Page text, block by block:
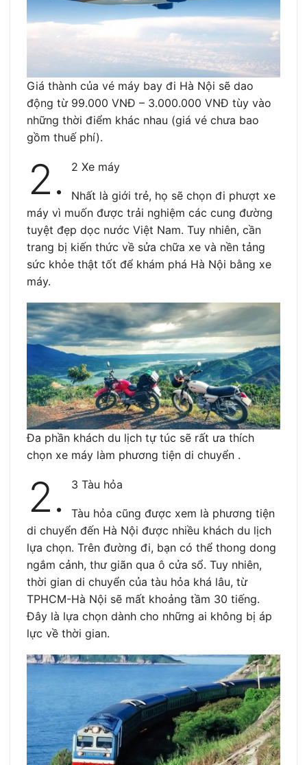
Giá thành của vé máy bay đi Hà Nội sẽ dao
động từ 99.000 VNĐ – 3.000.000 VNĐ tùy vào
những thời điểm khác nhau (giá vé chưa bao
gồm thuế phí).
2. 2 Xe máy
Nhất là giới trẻ, họ sẽ chọn đi phượt xe
máy vì muốn được trải nghiệm các cung đường
tuyệt đẹp dọc nước Việt Nam. Tuy nhiên, cần
trang bị kiến thức về sửa chữa xe và nền tảng
sức khỏe thật tốt để khám phá Hà Nội bằng xe
máy.
Đa phần khách du lịch tự túc sẽ rất ưa thích
chọn xe máy làm phương tiện di chuyển .
2. 3 Tàu hỏa
Tàu hỏa cũng được xem là phương tiện
di chuyển đến Hà Nội được nhiều khách du lịch
lựa chọn. Trên đường đi, bạn có thể thong dong
ngắm cảnh, thư giãn qua ô cửa sổ. Tuy nhiên,
thời gian di chuyển của tàu hỏa khá lâu, từ
TPHCM-Hà Nội sẽ mất khoảng tầm 30 tiếng.
Đây là lựa chọn dành cho những ai không bị áp
lực về thời gian.